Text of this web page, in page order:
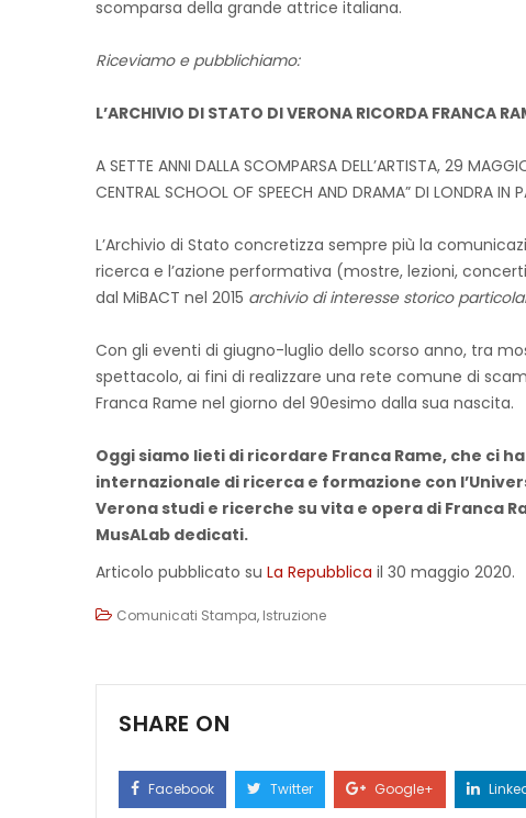
scomparsa della grande attrice italiana.
Riceviamo e pubblichiamo:
L’ARCHIVIO DI STATO DI VERONA RICORDA FRANCA
A SETTE ANNI DALLA SCOMPARSA DELL’ARTISTA, 29
CENTRAL SCHOOL OF SPEECH AND DRAMA” DI LONDRA IN
L’Archivio di Stato concretizza sempre più la
ricerca e l’azione performativa (mostre, lezioni,
dal MiBACT nel 2015 archivio di interesse storico
Con gli eventi di giugno-luglio dello scorso anno, tra
spettacolo, ai fini di realizzare una rete comune di
Franca Rame nel giorno del 90esimo dalla sua nascita.
Oggi siamo lieti di ricordare Franca Rame, che ci
internazionale di ricerca e formazione con
Verona studi e ricerche su vita e opera di Franca
MusALab dedicati.
Articolo pubblicato su La Repubblica il 30 maggio 2020.
Comunicati Stampa, Istruzione
SHARE ON
Facebook Twitter Google+